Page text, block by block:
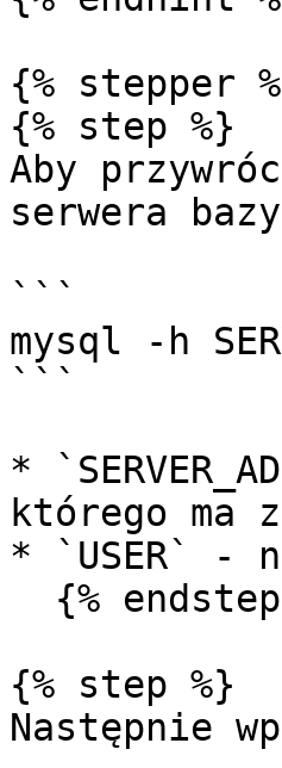
{% stepper
{% step %}
Aby
serwera
```
mysql -h
```
*
którego ma
* `USER` -
{% step %}
Następnie